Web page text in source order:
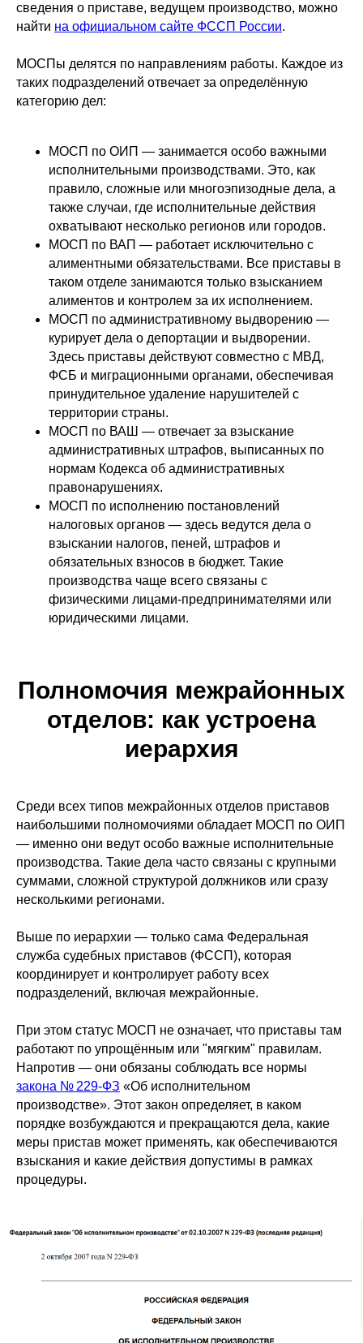
сведения о приставе, ведущем производство, можно
найти на официальном сайте ФССП России.
МОСПы делятся по направлениям работы. Каждое из
таких подразделений отвечает за определённую
категорию дел:
МОСП по ОИП — занимается особо важными
исполнительными производствами. Это, как
правило, сложные или многоэпизодные дела, а
также случаи, где исполнительные действия
охватывают несколько регионов или городов.
МОСП по ВАП — работает исключительно с
алиментными обязательствами. Все приставы в
таком отделе занимаются только взысканием
алиментов и контролем за их исполнением.
МОСП по административному выдворению —
курирует дела о депортации и выдворении.
Здесь приставы действуют совместно с МВД,
ФСБ и миграционными органами, обеспечивая
принудительное удаление нарушителей с
территории страны.
МОСП по ВАШ — отвечает за взыскание
административных штрафов, выписанных по
нормам Кодекса об административных
правонарушениях.
МОСП по исполнению постановлений
налоговых органов — здесь ведутся дела о
взыскании налогов, пеней, штрафов и
обязательных взносов в бюджет. Такие
производства чаще всего связаны с
физическими лицами-предпринимателями или
юридическими лицами.
Полномочия межрайонных
отделов: как устроена
иерархия
Среди всех типов межрайонных отделов приставов
наибольшими полномочиями обладает МОСП по ОИП
— именно они ведут особо важные исполнительные
производства. Такие дела часто связаны с крупными
суммами, сложной структурой должников или сразу
несколькими регионами.
Выше по иерархии — только сама Федеральная
служба судебных приставов (ФССП), которая
координирует и контролирует работу всех
подразделений, включая межрайонные.
При этом статус МОСП не означает, что приставы там
работают по упрощённым или "мягким" правилам.
Напротив — они обязаны соблюдать все нормы
закона № 229-ФЗ «Об исполнительном
производстве». Этот закон определяет, в каком
порядке возбуждаются и прекращаются дела, какие
меры пристав может применять, как обеспечиваются
взыскания и какие действия допустимы в рамках
процедуры.